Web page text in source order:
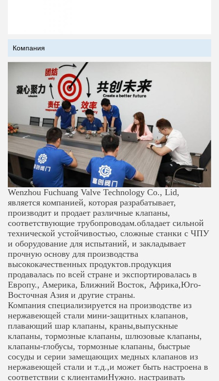
Компания
Wenzhou Fuchuang Valve Technology Co., Lid,
является компанией, которая разрабатывает,
производит и продает различные клапаны,
соответствующие трубопроводам.обладает сильной
технической устойчивостью, сложные станки с ЧПУ
и оборудование для испытаний, и закладывает
прочную основу для производства
высококачественных продуктов.продукция
продавалась по всей стране и экспортировалась в
Европу., Америка, Ближний Восток, Африка,Юго-
Восточная Азия и другие страны.
Компания специализируется на производстве из
нержавеющей стали мини-защитных клапанов,
плавающий шар клапаны, краны,выпускные
клапаны, тормозные клапаны, шлюзовые клапаны,
клапаны-глобусы, тормозные клапаны, быстрые
сосуды и серии замещающих медных клапанов из
нержавеющей стали и т.д.,и может быть настроена в
соответствии с клиентамиНужно. настраивать